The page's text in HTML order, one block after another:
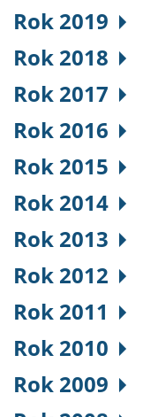
Rok 2019
Rok 2018
Rok 2017
Rok 2016
Rok 2015
Rok 2014
Rok 2013
Rok 2012
Rok 2011
Rok 2010
Rok 2009